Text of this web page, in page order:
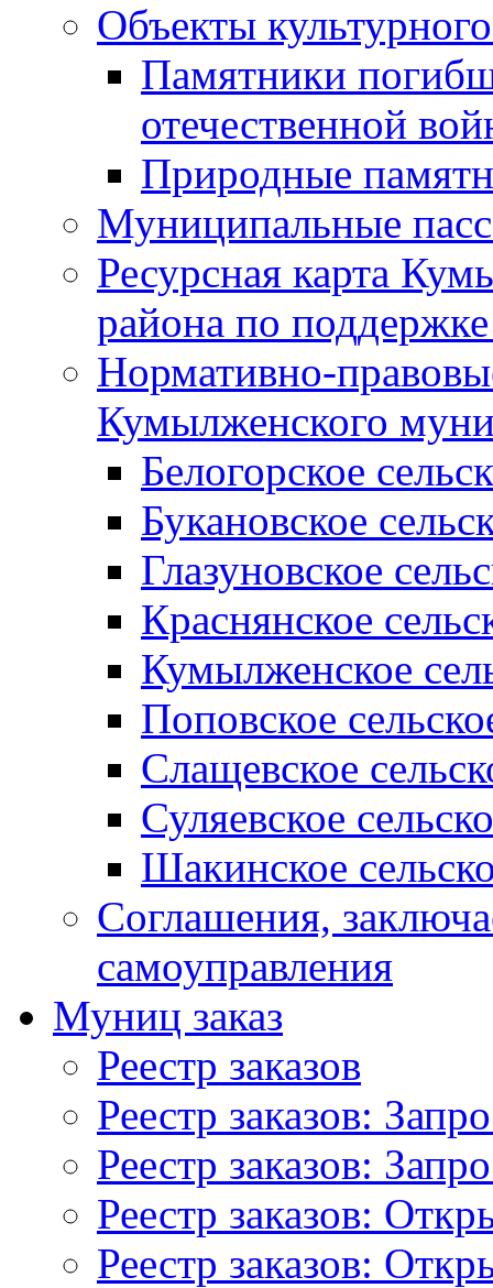
Объекты
Памятники
отечественной
Природные
Муниципальные
Ресурсная карта
района по
Нормативно-
Кумылженского
Белогорское
Букановское
Глазуновское
Краснянское
Кумылженское
Поповское
Слащевское
Суляевское
Шакинское
Соглашения,
самоуправления
Муниц заказ
Реестр заказов
Реестр заказов:
Реестр заказов:
Реестр заказов:
Реестр заказов: